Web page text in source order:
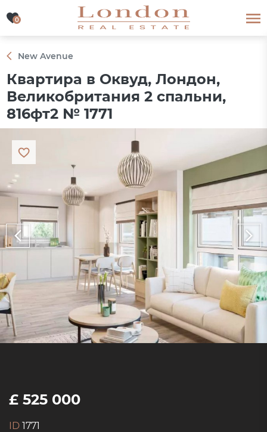
0
0
New Avenue
Квартира в Оквуд, Лондон,
Великобритания 2 спальни,
816фт2 № 1771
£ 525 000
ID 1771